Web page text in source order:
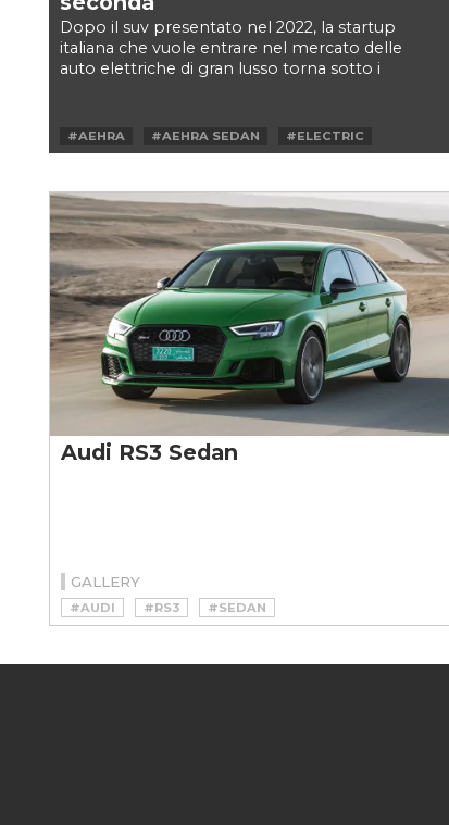
Dopo il suv presentato nel 2022, la startup
italiana che vuole entrare nel mercato delle
auto elettriche di gran lusso torna sotto i
#AEHRA #AEHRA SEDAN
#ELECTRIC
Audi RS3 Sedan
GALLERY
#AUDI #RS3 #SEDAN